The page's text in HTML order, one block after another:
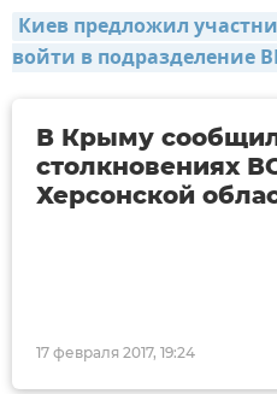
Киев предложил
войти в подразделение
17 февраля 2017, 19:24
В Крыму
столкновениях
Херсонской